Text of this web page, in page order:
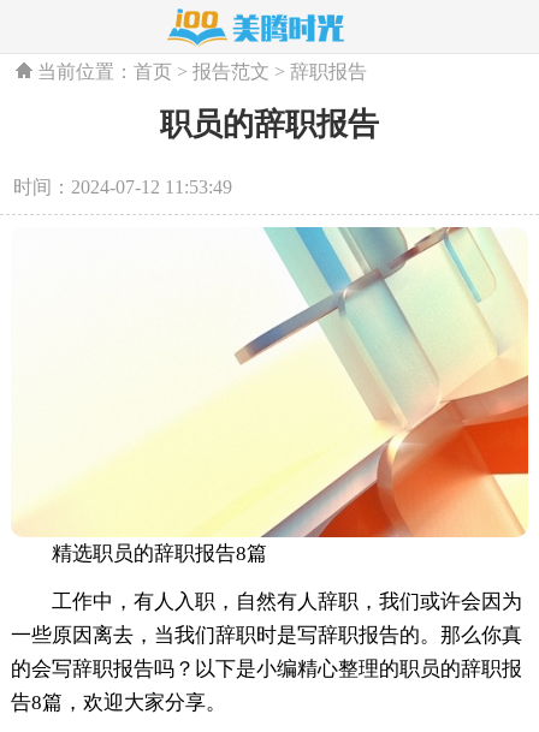
当前位置：首页 >报告范文 >辞职报告
职员的辞职报告
时间：2024-07-12 11:53:49
精选职员的辞职报告8篇
工作中，有人入职，自然有人辞职，我们或许会因为
一些原因离去，当我们辞职时是写辞职报告的。那么你真
的会写辞职报告吗？以下是小编精心整理的职员的辞职报
告8篇，欢迎大家分享。